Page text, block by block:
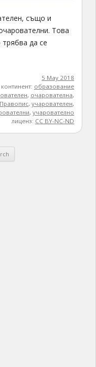
също и
Това
да се
5 May 2018
континент: образование
, очарователна,
Правопис,учарователен,
,учарователно
лиценз: CC BY-NC-ND